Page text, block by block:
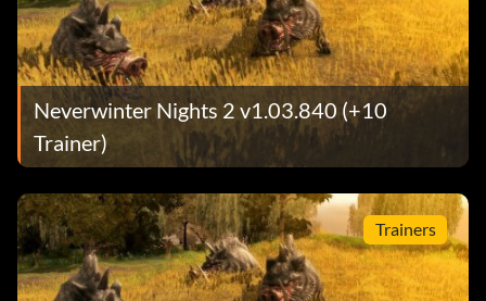
Neverwinter Nights 2 v1.03.840 (+10
Trainer)
Trainers